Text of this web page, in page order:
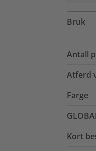
Bruk
Antall
Atferd
Farge
Kort